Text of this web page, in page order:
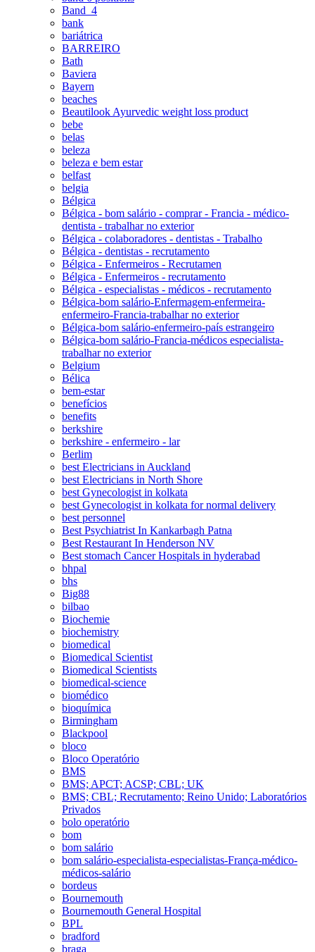
Band_4
bank
bariátrica
BARREIRO
Bath
Baviera
Bayern
beaches
Beautilook Ayurvedic weight loss product
bebe
belas
beleza
beleza e bem estar
belfast
belgia
Bélgica
Bélgica - bom salário - comprar - Francia - médico-
dentista - trabalhar no exterior
Bélgica - colaboradores - dentistas - Trabalho
Bélgica - dentistas - recrutamento
Bélgica - Enfermeiros - Recrutamen
Bélgica - Enfermeiros - recrutamento
Bélgica - especialistas - médicos - recrutamento
Bélgica-bom salário-Enfermagem-enfermeira-
enfermeiro-Francia-trabalhar no exterior
Bélgica-bom salário-enfermeiro-país estrangeiro
Bélgica-bom salário-Francia-médicos especialista-
trabalhar no exterior
Belgium
Bélica
bem-estar
benefícios
benefits
berkshire
berkshire - enfermeiro - lar
Berlim
best Electricians in Auckland
best Electricians in North Shore
best Gynecologist in kolkata
best Gynecologist in kolkata for normal delivery
best personnel
Best Psychiatrist In Kankarbagh Patna
Best Restaurant In Henderson NV
Best stomach Cancer Hospitals in hyderabad
bhpal
bhs
Big88
bilbao
Biochemie
biochemistry
biomedical
Biomedical Scientist
Biomedical Scientists
biomedical-science
biomédico
bioquímica
Birmingham
Blackpool
bloco
Bloco Operatório
BMS
BMS; APCT; ACSP; CBL; UK
BMS; CBL; Recrutamento; Reino Unido; Laboratórios
Privados
bolo operatório
bom
bom salário
bom salário-especialista-especialistas-França-médico-
médicos-salário
bordeus
Bournemouth
Bournemouth General Hospital
BPL
bradford
braga